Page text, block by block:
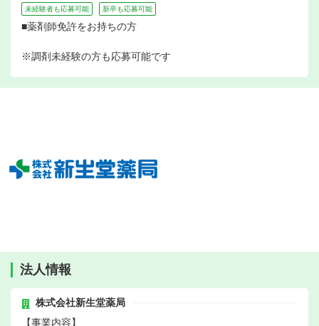
未経験者も応募可能 新卒も応募可能
■薬剤師免許をお持ちの方
※調剤未経験の方も応募可能です
法人情報
株式会社新生堂薬局
【事業内容】